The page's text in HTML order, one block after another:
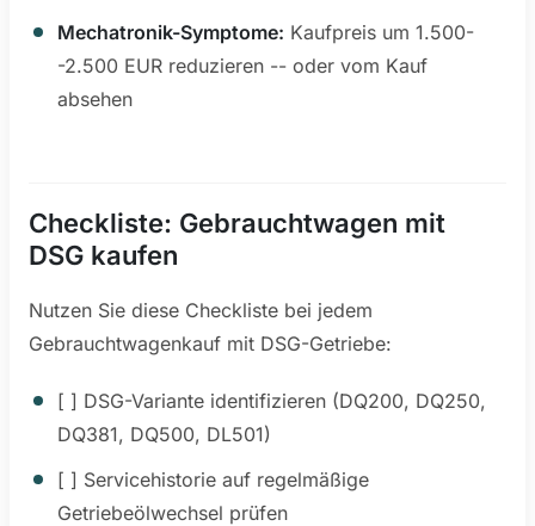
Mechatronik-Symptome: Kaufpreis um 1.500-
-2.500 EUR reduzieren -- oder vom Kauf
absehen
Checkliste: Gebrauchtwagen mit
DSG kaufen
Nutzen Sie diese Checkliste bei jedem
Gebrauchtwagenkauf mit DSG-Getriebe:
[ ] DSG-Variante identifizieren (DQ200, DQ250,
DQ381, DQ500, DL501)
[ ] Servicehistorie auf regelmäßige
Getriebeölwechsel prüfen